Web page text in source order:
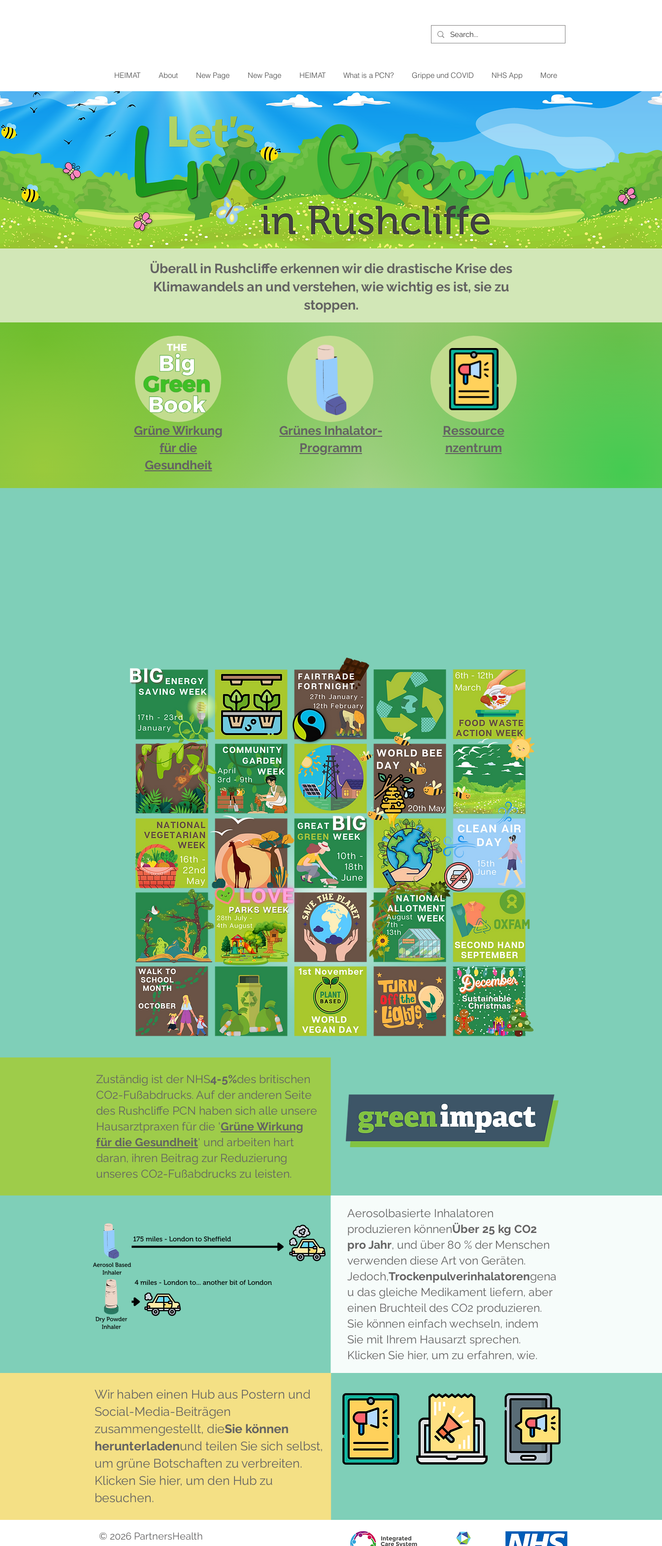
HEIMAT About New Page New Page HEIMAT What is a PCN? Grippe und COVID NHS App More
Überall in Rushcliffe erkennen wir die drastische Krise des
Klimawandels an und verstehen, wie wichtig es ist, sie zu
stoppen.
Grüne Wirkung
für die
Gesundheit
Grünes Inhalator-
Programm
Ressource
nzentrum
Zuständig ist der NHS4-5%des britischen
CO2-Fußabdrucks. Auf der anderen Seite
des Rushcliffe PCN haben sich alle unsere
Hausarztpraxen für die 'Grüne Wirkung
für die Gesundheit' und arbeiten hart
daran, ihren Beitrag zur Reduzierung
unseres CO2-Fußabdrucks zu leisten.
Aerosolbasierte Inhalatoren
produzieren könnenÜber 25 kg CO2
pro Jahr, und über 80 % der Menschen
verwenden diese Art von Geräten.
Jedoch,Trockenpulverinhalatorengena
u das gleiche Medikament liefern, aber
einen Bruchteil des CO2 produzieren.
Sie können einfach wechseln, indem
Sie mit Ihrem Hausarzt sprechen.
Klicken Sie hier, um zu erfahren, wie.
Wir haben einen Hub aus Postern und
Social-Media-Beiträgen
zusammengestellt, dieSie können
herunterladenund teilen Sie sich selbst,
um grüne Botschaften zu verbreiten.
Klicken Sie hier, um den Hub zu
besuchen.
© 2026 PartnersHealth